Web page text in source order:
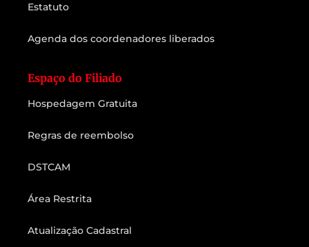
Estatuto
Agenda dos coordenadores liberados
Espaço do Filiado
Hospedagem Gratuita
Regras de reembolso
DSTCAM
Área Restrita
Atualização Cadastral